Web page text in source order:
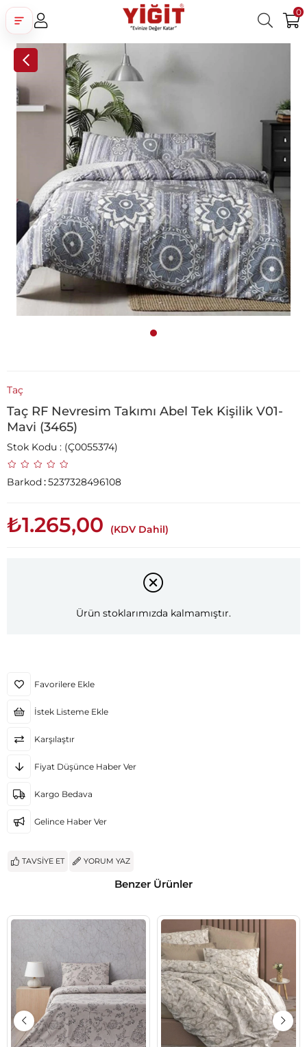
0
Üye Girişi Üye Ol
Taç
Taç RF Nevresim Takımı Abel Tek Kişilik V01-
Mavi (3465)
Stok Kodu (Ç0055374)
Barkod:5237328496108
₺1.265,00 (KDV Dahil)
Ürün stoklarımızda kalmamıştır.
Favorilere Ekle
İstek Listeme Ekle
Karşılaştır
Fiyat Düşünce Haber Ver
Kargo Bedava
Gelince Haber Ver
TAVSIYE ET YORUM YAZ
Benzer Ürünler